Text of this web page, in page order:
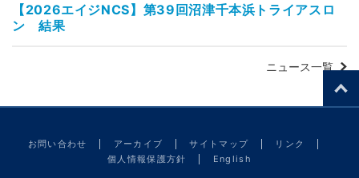
【2026エイジNCS】第39回沼津千本浜トライアスロ
ン 結果
ニュース一覧
お問い合わせ アーカイブ サイトマップ
リンク
個人情報保護方針
English